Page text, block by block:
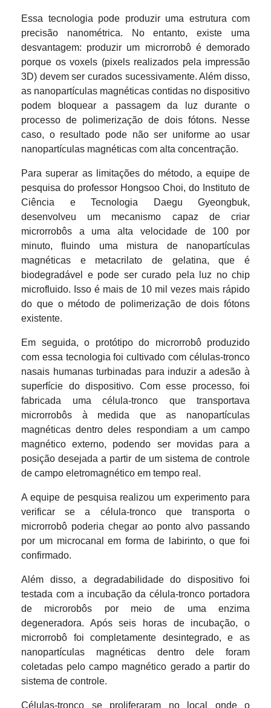
Essa tecnologia pode produzir uma estrutura com
precisão nanométrica. No entanto, existe uma
desvantagem: produzir um microrrobô é demorado
porque os voxels (pixels realizados pela impressão
3D) devem ser curados sucessivamente. Além disso,
as nanopartículas magnéticas contidas no dispositivo
podem bloquear a passagem da luz durante o
processo de polimerização de dois fótons. Nesse
caso, o resultado pode não ser uniforme ao usar
nanopartículas magnéticas com alta concentração.
Para superar as limitações do método, a equipe de
pesquisa do professor Hongsoo Choi, do Instituto de
Ciência e Tecnologia Daegu Gyeongbuk,
desenvolveu um mecanismo capaz de criar
microrrobôs a uma alta velocidade de 100 por
minuto, fluindo uma mistura de nanopartículas
magnéticas e metacrilato de gelatina, que é
biodegradável e pode ser curado pela luz no chip
microfluido. Isso é mais de 10 mil vezes mais rápido
do que o método de polimerização de dois fótons
existente.
Em seguida, o protótipo do microrrobô produzido
com essa tecnologia foi cultivado com células-tronco
nasais humanas turbinadas para induzir a adesão à
superfície do dispositivo. Com esse processo, foi
fabricada uma célula-tronco que transportava
microrrobôs à medida que as nanopartículas
magnéticas dentro deles respondiam a um campo
magnético externo, podendo ser movidas para a
posição desejada a partir de um sistema de controle
de campo eletromagnético em tempo real.
A equipe de pesquisa realizou um experimento para
verificar se a célula-tronco que transporta o
microrrobô poderia chegar ao ponto alvo passando
por um microcanal em forma de labirinto, o que foi
confirmado.
Além disso, a degradabilidade do dispositivo foi
testada com a incubação da célula-tronco portadora
de microrobôs por meio de uma enzima
degeneradora. Após seis horas de incubação, o
microrrobô foi completamente desintegrado, e as
nanopartículas magnéticas dentro dele foram
coletadas pelo campo magnético gerado a partir do
sistema de controle.
Células-tronco se proliferaram no local onde o